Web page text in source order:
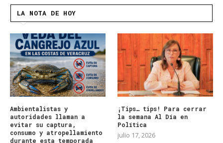
LA NOTA DE HOY
Ambientalistas y
autoridades llaman a
evitar su captura,
consumo y atropellamiento
durante esta temporada
¡Tips… tips! Para cerrar
la semana Al Día en
Política
julio 17, 2026